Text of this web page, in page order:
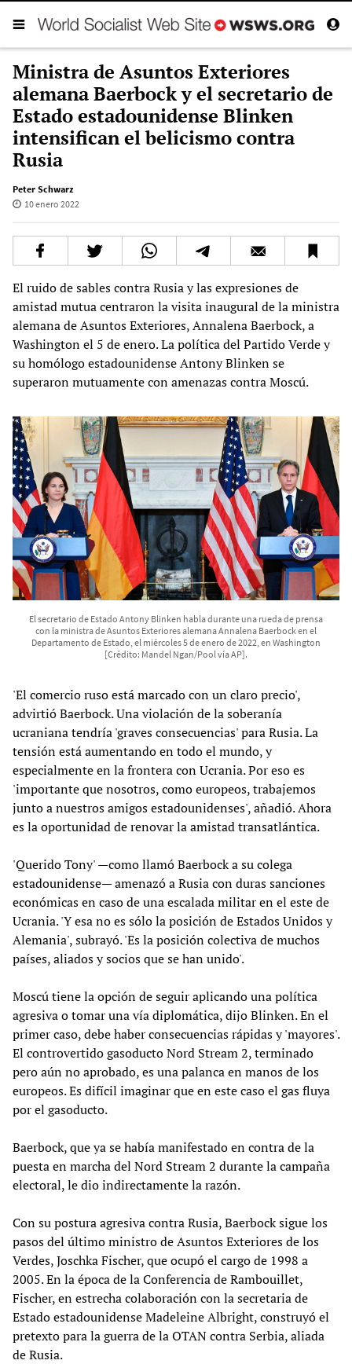
Ministra de Asuntos Exteriores
alemana Baerbock y el secretario de
Estado estadounidense Blinken
intensifican el belicismo contra
Rusia
Peter Schwarz
10 enero 2022
El ruido de sables contra Rusia y las expresiones de
amistad mutua centraron la visita inaugural de la ministra
alemana de Asuntos Exteriores, Annalena Baerbock, a
Washington el 5 de enero. La política del Partido Verde y
su homólogo estadounidense Antony Blinken se
superaron mutuamente con amenazas contra Moscú.
El secretario de Estado Antony Blinken habla durante una rueda de prensa
con la ministra de Asuntos Exteriores alemana Annalena Baerbock en el
Departamento de Estado, el miércoles 5 de enero de 2022, en Washington
[Crédito: Mandel Ngan/Pool vía AP].
'El comercio ruso está marcado con un claro precio',
advirtió Baerbock. Una violación de la soberanía
ucraniana tendría 'graves consecuencias' para Rusia. La
tensión está aumentando en todo el mundo, y
especialmente en la frontera con Ucrania. Por eso es
'importante que nosotros, como europeos, trabajemos
junto a nuestros amigos estadounidenses', añadió. Ahora
es la oportunidad de renovar la amistad transatlántica.
'Querido Tony' —como llamó Baerbock a su colega
estadounidense— amenazó a Rusia con duras sanciones
económicas en caso de una escalada militar en el este de
Ucrania. 'Y esa no es sólo la posición de Estados Unidos y
Alemania', subrayó. 'Es la posición colectiva de muchos
países, aliados y socios que se han unido'.
Moscú tiene la opción de seguir aplicando una política
agresiva o tomar una vía diplomática, dijo Blinken. En el
primer caso, debe haber consecuencias rápidas y 'mayores'.
El controvertido gasoducto Nord Stream 2, terminado
pero aún no aprobado, es una palanca en manos de los
europeos. Es difícil imaginar que en este caso el gas fluya
por el gasoducto.
Baerbock, que ya se había manifestado en contra de la
puesta en marcha del Nord Stream 2 durante la campaña
electoral, le dio indirectamente la razón.
Con su postura agresiva contra Rusia, Baerbock sigue los
pasos del último ministro de Asuntos Exteriores de los
Verdes, Joschka Fischer, que ocupó el cargo de 1998 a
2005. En la época de la Conferencia de Rambouillet,
Fischer, en estrecha colaboración con la secretaria de
Estado estadounidense Madeleine Albright, construyó el
pretexto para la guerra de la OTAN contra Serbia, aliada
de Rusia.